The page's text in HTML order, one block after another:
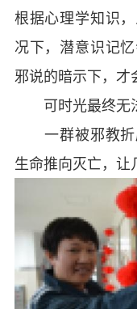
根据心理学知识
况下，潜意识记
邪说的暗示下，才
可时光最终无法
一群被邪教折
生命推向灭亡，让